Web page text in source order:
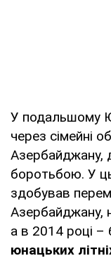
У подальшому
через сімейні
Азербайджану,
боротьбою. У
здобував
Азербайджану,
а в 2014 році –
юнацьких